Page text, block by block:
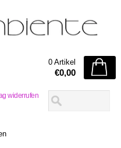
widerrufen
0 Artikel
€0,00